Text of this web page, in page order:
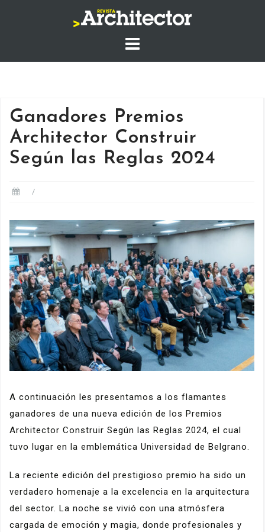
Ganadores Premios
Architector Construir
Según las Reglas 2024
A continuación les presentamos a los flamantes
ganadores de una nueva edición de los Premios
Architector Construir Según las Reglas 2024, el cual
tuvo lugar en la emblemática Universidad de Belgrano.
La reciente edición del prestigioso premio ha sido un
verdadero homenaje a la excelencia en la arquitectura
del sector. La noche se vivió con una atmósfera
cargada de emoción y magia, donde profesionales y